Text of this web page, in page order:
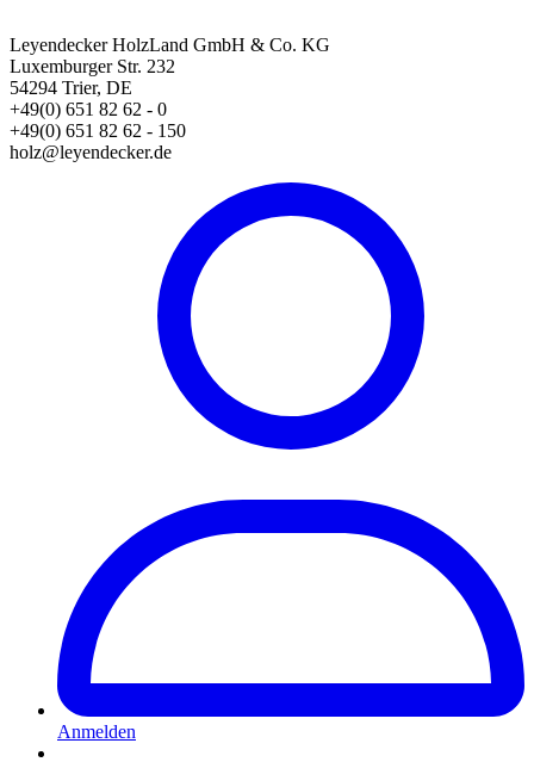
Leyendecker HolzLand GmbH & Co. KG
Luxemburger Str. 232
54294 Trier, DE
+49(0) 651 82 62 - 0
+49(0) 651 82 62 - 150
holz@leyendecker.de
Anmelden